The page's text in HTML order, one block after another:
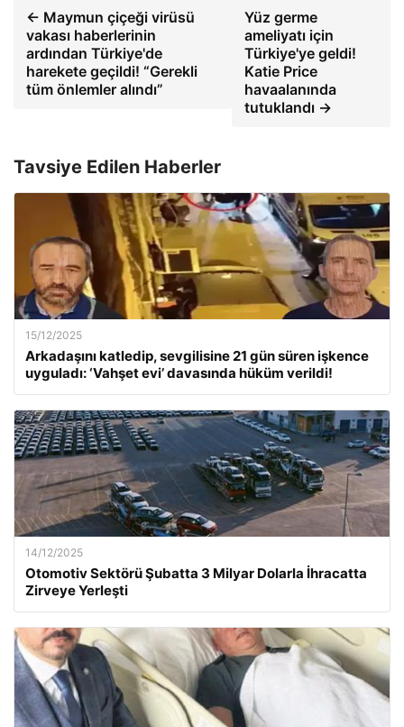
← Maymun çiçeği virüsü
vakası haberlerinin
ardından Türkiye'de
harekete geçildi! “Gerekli
tüm önlemler alındı”
Yüz germe
ameliyatı için
Türkiye'ye geldi!
Katie Price
havaalanında
tutuklandı →
Tavsiye Edilen Haberler
15/12/2025
Arkadaşını katledip, sevgilisine 21 gün süren işkence
uyguladı: ‘Vahşet evi’ davasında hüküm verildi!
14/12/2025
Otomotiv Sektörü Şubatta 3 Milyar Dolarla İhracatta
Zirveye Yerleşti